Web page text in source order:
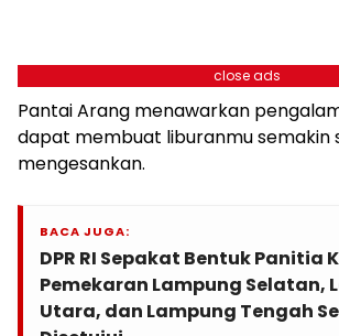
close ads
Pantai Arang menawarkan
dapat membuat liburanmu semakin
mengesankan.
BACA JUGA:
DPR RI Sepakat Bentuk Panitia
Pemekaran Lampung Selatan,
Utara, dan Lampung Tengah